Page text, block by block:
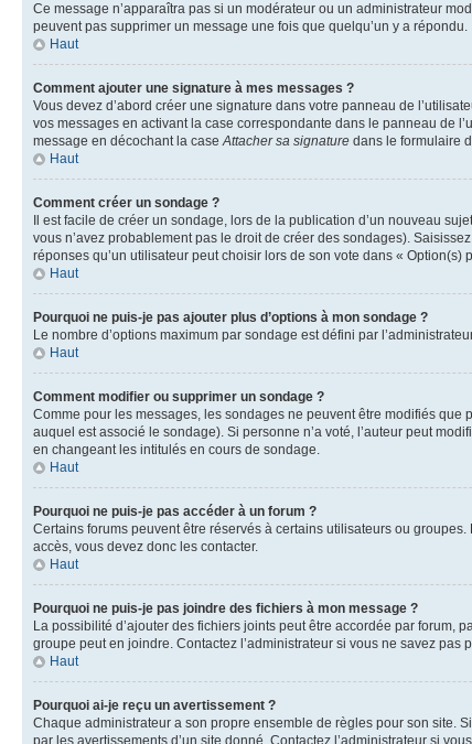
Ce message n’apparaîtra pas si un modérateur ou un administrateur
peuvent pas supprimer un message une fois que quelqu’un y a répondu.
Haut
Comment ajouter une signature à mes messages ?
Vous devez d’abord créer une signature dans votre panneau de
vos messages en activant la case correspondante dans le panneau de
message en décochant la caseAttacher sa signature dans le formulaire
Haut
Comment créer un sondage ?
Il est facile de créer un sondage, lors de la publication d’un nouveau
vous n’avez probablement pas le droit de créer des sondages).
réponses qu’un utilisateur peut choisir lors de son vote dans «
Haut
Pourquoi ne puis-je pas ajouter plus d’options à mon sondage ?
Le nombre d’options maximum par sondage est défini par
Haut
Comment modifier ou supprimer un sondage ?
Comme pour les messages, les sondages ne peuvent être modifiés
auquel est associé le sondage). Si personne n’a voté, l’auteur peut
en changeant les intitulés en cours de sondage.
Haut
Pourquoi ne puis-je pas accéder à un forum ?
Certains forums peuvent être réservés à certains utilisateurs ou
accès, vous devez donc les contacter.
Haut
Pourquoi ne puis-je pas joindre des fichiers à mon message ?
La possibilité d’ajouter des fichiers joints peut être accordée par forum,
groupe peut en joindre. Contactez l’administrateur si vous ne savez
Haut
Pourquoi ai-je reçu un avertissement ?
Chaque administrateur a son propre ensemble de règles pour son site.
par les avertissements d’un site donné. Contactez l’administrateur si